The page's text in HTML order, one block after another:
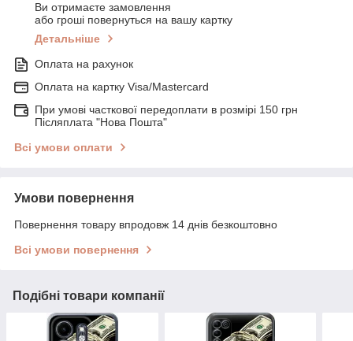
Ви отримаєте замовлення
або гроші повернуться на вашу картку
Детальніше
Оплата на рахунок
Оплата на картку Visa/Mastercard
При умові часткової передоплати в розмірі 150 грн
Післяплата "Нова Пошта"
Всі умови оплати
Умови повернення
Повернення товару впродовж 14 днів безкоштовно
Всі умови повернення
Подібні товари компанії